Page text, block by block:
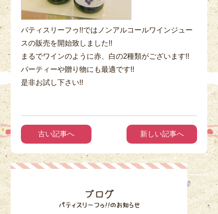
パティスリーフゥ!!ではノンアルコールワインジュー
スの販売を開始致しました!!
まるでワインのように赤、白の2種類がございます!!
パーティーや贈り物にも最適です!!
是非お試し下さい!!
古い記事へ 新しい記事へ